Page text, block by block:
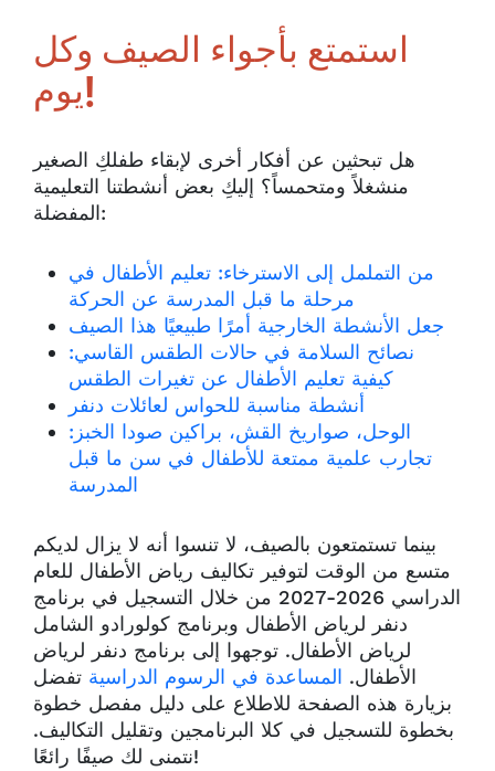
استمتع بأجواء الصيف وكل
يوم!
هل تبحثين عن أفكار أخرى لإبقاء طفلكِ الصغير
منشغلاً ومتحمساً؟ إليكِ بعض أنشطتنا التعليمية
المفضلة:
من التململ إلى الاسترخاء: تعليم الأطفال في
مرحلة ما قبل المدرسة عن الحركة
جعل الأنشطة الخارجية أمرًا طبيعيًا هذا الصيف
نصائح السلامة في حالات الطقس القاسي:
كيفية تعليم الأطفال عن تغيرات الطقس
أنشطة مناسبة للحواس لعائلات دنفر
الوحل، صواريخ القش، براكين صودا الخبز:
تجارب علمية ممتعة للأطفال في سن ما قبل
المدرسة
بينما تستمتعون بالصيف، لا تنسوا أنه لا يزال لديكم
متسع من الوقت لتوفير تكاليف رياض الأطفال للعام
الدراسي 2026-2027 من خلال التسجيل في برنامج
دنفر لرياض الأطفال وبرنامج كولورادو الشامل
لرياض الأطفال. توجهوا إلى برنامج دنفر لرياض
الأطفال. المساعدة في الرسوم الدراسية تفضل
بزيارة هذه الصفحة للاطلاع على دليل مفصل خطوة
بخطوة للتسجيل في كلا البرنامجين وتقليل التكاليف.
نتمنى لك صيفًا رائعًا!